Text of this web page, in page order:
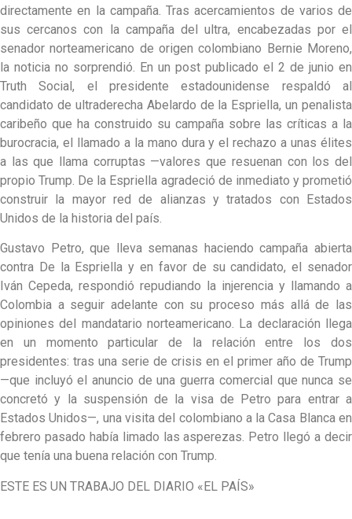
directamente en la campaña. Tras acercamientos de varios de
sus cercanos con la campaña del ultra, encabezadas por el
senador norteamericano de origen colombiano Bernie Moreno,
la noticia no sorprendió. En un post publicado el 2 de junio en
Truth Social, el presidente estadounidense respaldó al
candidato de ultraderecha Abelardo de la Espriella, un penalista
caribeño que ha construido su campaña sobre las críticas a la
burocracia, el llamado a la mano dura y el rechazo a unas élites
a las que llama corruptas —valores que resuenan con los del
propio Trump. De la Espriella agradeció de inmediato y prometió
construir la mayor red de alianzas y tratados con Estados
Unidos de la historia del país.
Gustavo Petro, que lleva semanas haciendo campaña abierta
contra De la Espriella y en favor de su candidato, el senador
Iván Cepeda, respondió repudiando la injerencia y llamando a
Colombia a seguir adelante con su proceso más allá de las
opiniones del mandatario norteamericano. La declaración llega
en un momento particular de la relación entre los dos
presidentes: tras una serie de crisis en el primer año de Trump
—que incluyó el anuncio de una guerra comercial que nunca se
concretó y la suspensión de la visa de Petro para entrar a
Estados Unidos—, una visita del colombiano a la Casa Blanca en
febrero pasado había limado las asperezas. Petro llegó a decir
que tenía una buena relación con Trump.
ESTE ES UN TRABAJO DEL DIARIO «EL PAÍS»